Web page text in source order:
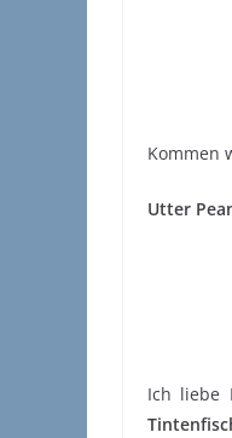
Kommen
Utter
Ich liebe